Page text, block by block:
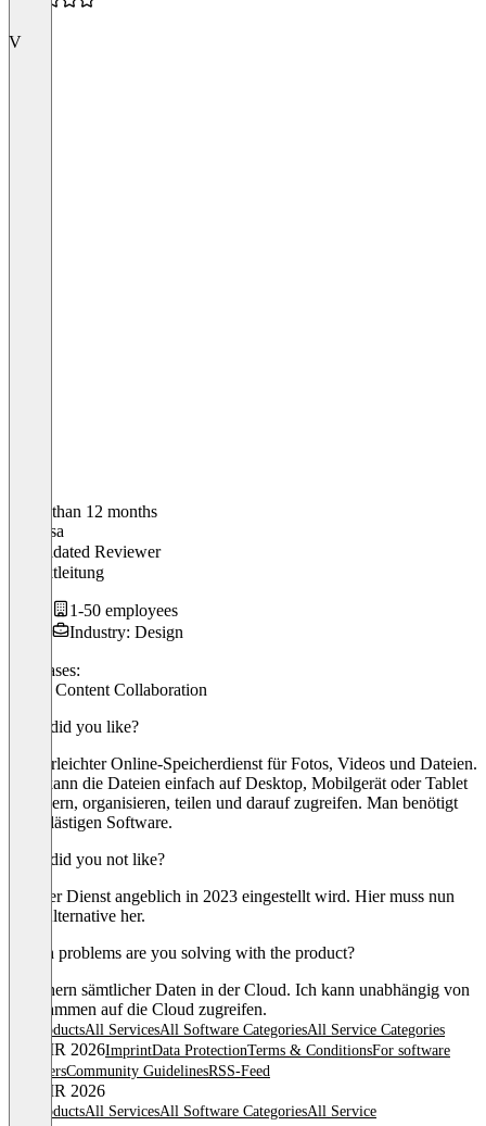
V
Older than 12 months
Vanessa
Validated Reviewer
Projektleitung
1-50 employees
Industry: Design
Use cases:
Cloud Content Collaboration
What did you like?
Kinderleichter Online-Speicherdienst für Fotos, Videos und Dateien.
Man kann die Dateien einfach auf Desktop, Mobilgerät oder Tablet
speichern, organisieren, teilen und darauf zugreifen. Man benötigt
keine lästigen Software.
What did you not like?
Das der Dienst angeblich in 2023 eingestellt wird. Hier muss nun
eine Alternative her.
Which problems are you solving with the product?
Speichern sämtlicher Daten in der Cloud. Ich kann unabhängig von
Programmen auf die Cloud zugreifen.
All productsAll ServicesAll Software CategoriesAll Service Categories
© OMR 2026ImprintData ProtectionTerms & ConditionsFor software
providersCommunity GuidelinesRSS-Feed
© OMR 2026
All productsAll ServicesAll Software CategoriesAll Service